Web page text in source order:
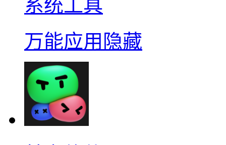
系统工具
万能应用隐藏